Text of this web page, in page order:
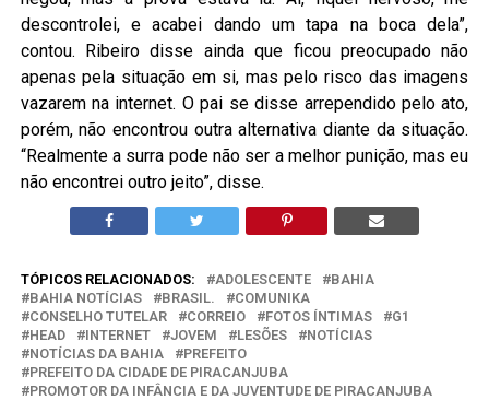
descontrolei, e acabei dando um tapa na boca dela”,
contou. Ribeiro disse ainda que ficou preocupado não
apenas pela situação em si, mas pelo risco das imagens
vazarem na internet. O pai se disse arrependido pelo ato,
porém, não encontrou outra alternativa diante da situação.
“Realmente a surra pode não ser a melhor punição, mas eu
não encontrei outro jeito”, disse.
TÓPICOS RELACIONADOS: ADOLESCENTE
BAHIA
BAHIA NOTÍCIAS
BRASIL.
COMUNIKA
CONSELHO TUTELAR
CORREIO FOTOS ÍNTIMAS
G1
HEAD
INTERNET JOVEM LESÕES
NOTÍCIAS
NOTÍCIAS DA BAHIA
PREFEITO
PREFEITO DA CIDADE DE PIRACANJUBA
PROMOTOR DA INFÂNCIA E DA JUVENTUDE DE PIRACANJUBA